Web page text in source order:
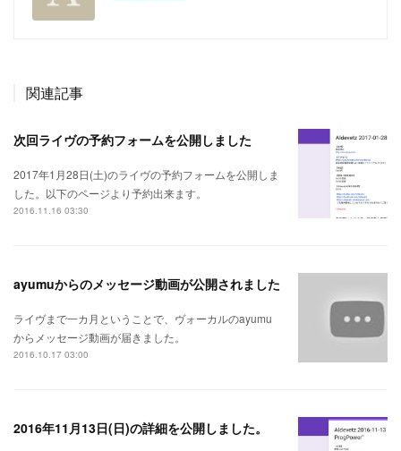
関連記事
次回ライヴの予約フォームを公開しました
2017年1月28日(土)のライヴの予約フォームを公開しま
した。以下のページより予約出来ます。
2016.11.16 03:30
ayumuからのメッセージ動画が公開されました
ライヴまで一カ月ということで、ヴォーカルのayumu
からメッセージ動画が届きました。
2016.10.17 03:00
2016年11月13日(日)の詳細を公開しました。